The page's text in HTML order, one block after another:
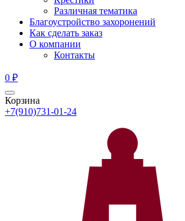
Различная тематика
Благоустройство захоронений
Как сделать заказ
О компании
Контакты
0 ₽
Корзина
+7(910)731-01-24